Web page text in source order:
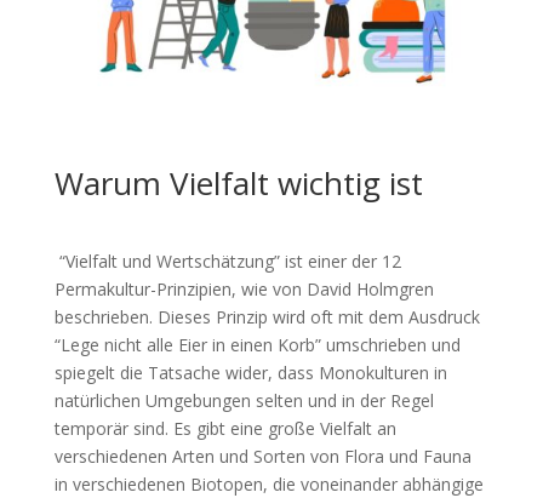
Warum Vielfalt wichtig ist
“Vielfalt und Wertschätzung” ist einer der 12
Permakultur-Prinzipien, wie von David Holmgren
beschrieben. Dieses Prinzip wird oft mit dem Ausdruck
“Lege nicht alle Eier in einen Korb” umschrieben und
spiegelt die Tatsache wider, dass Monokulturen in
natürlichen Umgebungen selten und in der Regel
temporär sind. Es gibt eine große Vielfalt an
verschiedenen Arten und Sorten von Flora und Fauna
in verschiedenen Biotopen, die voneinander abhängige